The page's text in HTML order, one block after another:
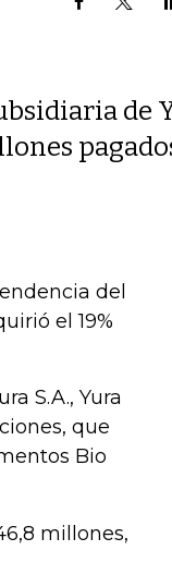
de
del
el 19%
S.A., Yura
que
Bio
millones,